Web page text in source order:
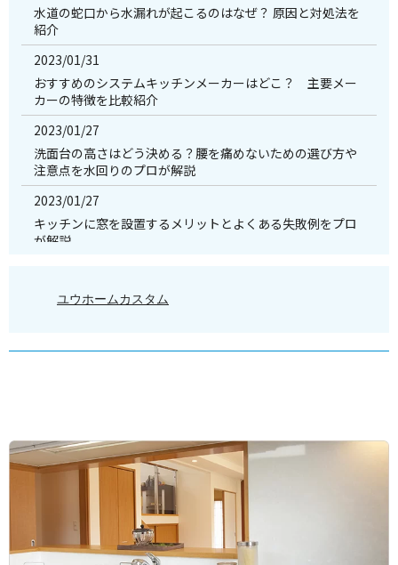
水道の蛇口から水漏れが起こるのはなぜ？ 原因と対処法を
紹介
2023/01/31
おすすめのシステムキッチンメーカーはどこ？ 主要メー
カーの特徴を比較紹介
2023/01/27
洗面台の高さはどう決める？腰を痛めないための選び方や
注意点を水回りのプロが解説
2023/01/27
キッチンに窓を設置するメリットとよくある失敗例をプロ
が解説
水回りをセットリフォームでまとめて更新！セットリフォ
ームの費用はいくら？
特徴を紹介！
2022/07/01
夏場はキッチンのトラブルが多発！嫌なニオイやコバエが
発生する原因と対策を紹介
2022/06/01
ユウホームカスタム